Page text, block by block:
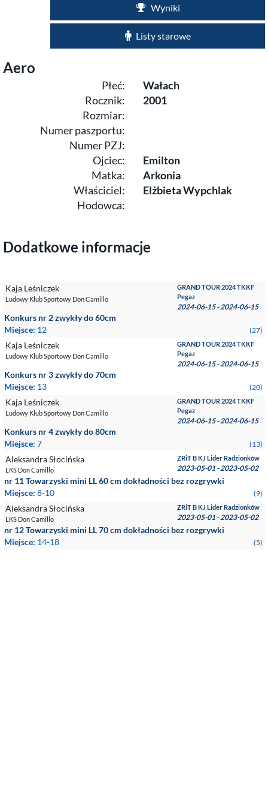
Wyniki
Listy starowe
Aero
Płeć:
Wałach
Rocznik:
2001
Rozmiar:
Numer paszportu:
Numer PZJ:
Ojciec:
Emilton
Matka:
Arkonia
Właściciel:
Elżbieta Wypchlak
Hodowca:
Dodatkowe informacje
Kaja Leśniczek
Ludowy Klub Sportowy Don Camillo
GRAND TOUR 2024 TKKF
Pegaz
2024-06-15 - 2024-06-15
Konkurs nr 2 zwykły do 60cm
Miejsce: 12 (27)
Kaja Leśniczek
Ludowy Klub Sportowy Don Camillo
GRAND TOUR 2024 TKKF
Pegaz
2024-06-15 - 2024-06-15
Konkurs nr 3 zwykły do 70cm
Miejsce: 13 (20)
Kaja Leśniczek
Ludowy Klub Sportowy Don Camillo
GRAND TOUR 2024 TKKF
Pegaz
2024-06-15 - 2024-06-15
Konkurs nr 4 zwykły do 80cm
Miejsce: 7 (13)
Aleksandra Słocińska
LKS Don Camillo
ZRiT B KJ Lider Radzionków
2023-05-01 - 2023-05-02
nr 11 Towarzyski mini LL 60 cm dokładności bez rozgrywki
Miejsce: 8-10 (9)
Aleksandra Słocińska
LKS Don Camillo
ZRiT B KJ Lider Radzionków
2023-05-01 - 2023-05-02
nr 12 Towarzyski mini LL 70 cm dokładności bez rozgrywki
Miejsce: 14-18 (5)